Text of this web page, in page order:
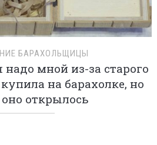
БАРАХОЛЬЩИЦЫ
мной из-за старого
на барахолке, но
открылось